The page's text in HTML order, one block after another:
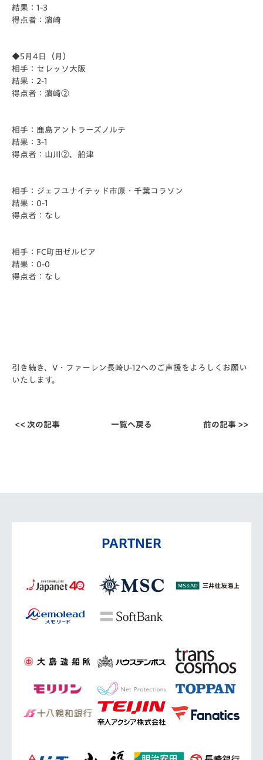
結果：1-3
得点者：濵崎
◆5月4日（月）
相手：セレッソ大阪
結果：2-1
得点者：濵崎②
相手：鹿島アントラーズノルテ
結果：3-1
得点者：山川②、船津
相手：ジェフユナイテッド市原・千葉コラソン
結果：0-1
得点者：なし
相手：FC町田ゼルビア
結果：0-0
得点者：なし
引き続き、V・ファーレン長崎U-12へのご声援をよろしくお願 い
いたします。
<< 次の記事 一覧へ戻る 前の記事 >>
PARTNER